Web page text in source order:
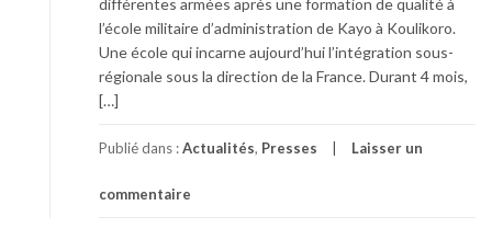
l’école militaire d’administration de Kayo à Koulikoro.
Une école qui incarne aujourd’hui l’intégration sous-
régionale sous la direction de la France. Durant 4 mois,
[…]
Publié dans :Actualités, Presses Laisser un
commentaire